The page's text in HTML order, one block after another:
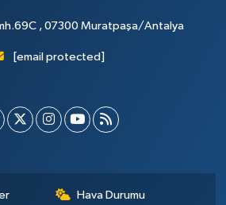
, 07300 Muratpaşa/Antalya
[email protected]
Hava Durumu